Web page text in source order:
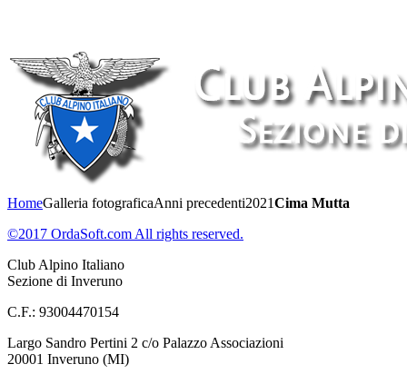
HomeGalleria fotograficaAnni precedenti2021Cima Mutta
©2017 OrdaSoft.com All rights reserved.
Club Alpino Italiano
Sezione di Inveruno
C.F.: 93004470154
Largo Sandro Pertini 2 c/o Palazzo Associazioni
20001 Inveruno (MI)